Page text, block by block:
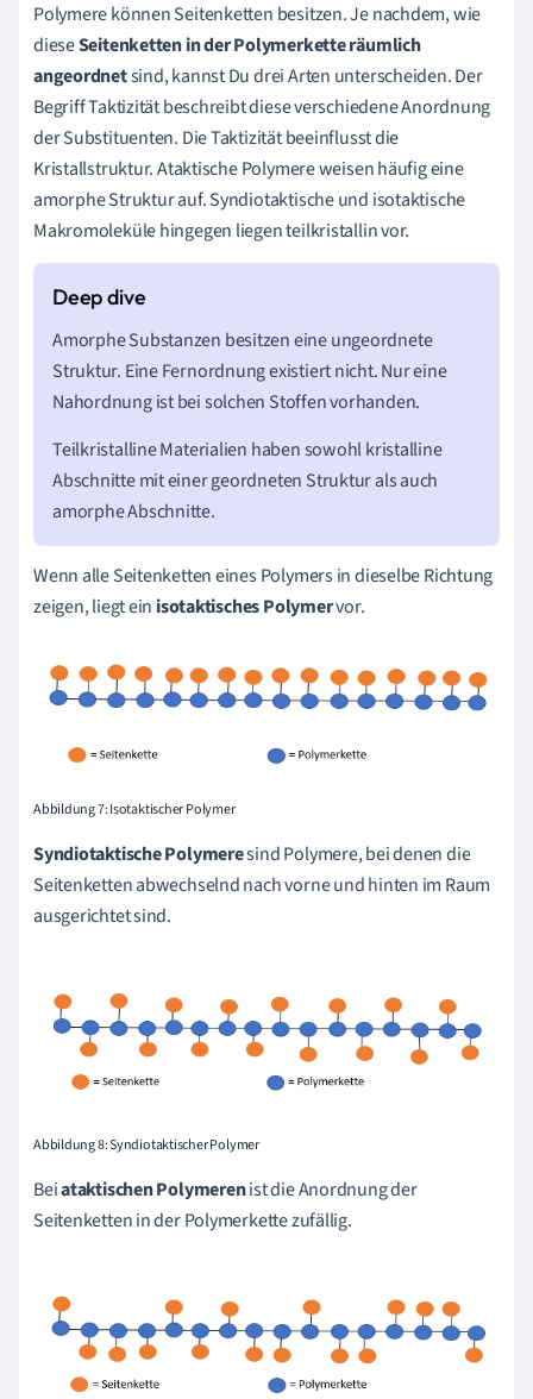
Polymere können Seitenketten besitzen. Je nachdem, wie
dieseSeitenketten in der Polymerkette räumlich
angeordnetsind, kannst Du drei Arten unterscheiden. Der
Begriff Taktizität beschreibt diese verschiedene Anordnung
der Substituenten. Die Taktizität beeinflusst die
Kristallstruktur. Ataktische Polymere weisen häufig eine
amorphe Struktur auf. Syndiotaktische und isotaktische
Makromoleküle hingegen liegen teilkristallin vor.
Amorphe Substanzen besitzen eine ungeordnete
Struktur. Eine Fernordnung existiert nicht. Nur eine
Nahordnung ist bei solchen Stoffen vorhanden.
Teilkristalline Materialien haben sowohl kristalline
Abschnitte mit einer geordneten Struktur als auch
amorphe Abschnitte.
Wenn alle Seitenketten eines Polymers in dieselbe Richtung
zeigen, liegt ein isotaktisches Polymervor.
Abbildung 7: Isotaktischer Polymer
Syndiotaktische Polymeresind Polymere, bei denen die
Seitenketten abwechselnd nach vorne und hinten im Raum
ausgerichtet sind.
Abbildung 8: Syndiotaktischer Polymer
Beiataktischen Polymerenist die Anordnung der
Seitenketten in der Polymerkette zufällig.